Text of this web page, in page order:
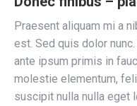
Praesent aliquam mi a
est. Sed quis dolor
ante ipsum primis in
molestie elementum,
suscipit nulla nulla eget